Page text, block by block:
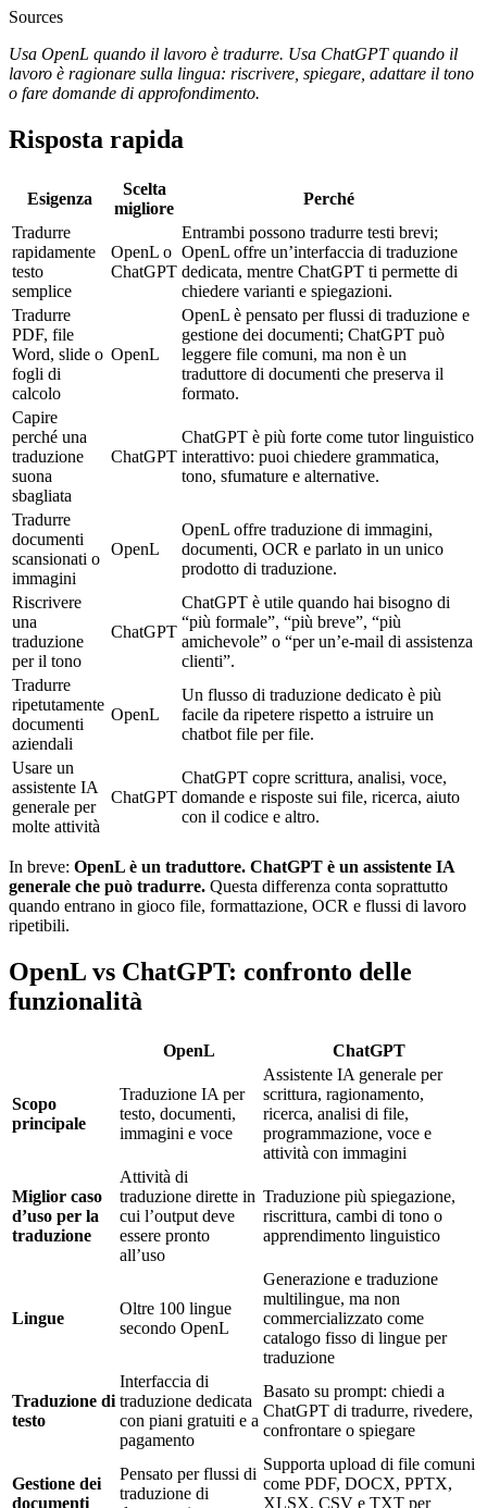
Sources
Usa OpenL quando il lavoro è tradurre. Usa ChatGPT quando il
lavoro è ragionare sulla lingua: riscrivere, spiegare, adattare il tono
o fare domande di approfondimento.
Risposta rapida
Esigenza
Scelta
migliore
Perché
Tradurre
rapidamente
testo
semplice
OpenL o
ChatGPT
Entrambi possono tradurre testi brevi;
OpenL offre un’interfaccia di traduzione
dedicata, mentre ChatGPT ti permette di
chiedere varianti e spiegazioni.
Tradurre
PDF, file
Word, slide o
fogli di
calcolo
OpenL
OpenL è pensato per flussi di traduzione e
gestione dei documenti; ChatGPT può
leggere file comuni, ma non è un
traduttore di documenti che preserva il
formato.
Capire
perché una
traduzione
suona
sbagliata
ChatGPT
ChatGPT è più forte come tutor linguistico
interattivo: puoi chiedere grammatica,
tono, sfumature e alternative.
Tradurre
documenti
scansionati o
immagini
OpenL
OpenL offre traduzione di immagini,
documenti, OCR e parlato in un unico
prodotto di traduzione.
Riscrivere
una
traduzione
per il tono
ChatGPT
ChatGPT è utile quando hai bisogno di
“più formale”, “più breve”, “più
amichevole” o “per un’e-mail di assistenza
clienti”.
Tradurre
ripetutamente
documenti
aziendali
OpenL
Un flusso di traduzione dedicato è più
facile da ripetere rispetto a istruire un
chatbot file per file.
Usare un
assistente IA
generale per
molte attività
ChatGPT
ChatGPT copre scrittura, analisi, voce,
domande e risposte sui file, ricerca, aiuto
con il codice e altro.
In breve: OpenL è un traduttore. ChatGPT è un assistente IA
generale che può tradurre. Questa differenza conta soprattutto
quando entrano in gioco file, formattazione, OCR e flussi di lavoro
ripetibili.
OpenL vs ChatGPT: confronto delle
funzionalità
OpenL ChatGPT
Scopo
principale
Traduzione IA per
testo, documenti,
immagini e voce
Assistente IA generale per
scrittura, ragionamento,
ricerca, analisi di file,
programmazione, voce e
attività con immagini
Miglior caso
d’uso per la
traduzione
Attività di
traduzione dirette in
cui l’output deve
essere pronto
all’uso
Traduzione più spiegazione,
riscrittura, cambi di tono o
apprendimento linguistico
Lingue
Oltre 100 lingue
secondo OpenL
Generazione e traduzione
multilingue, ma non
commercializzato come
catalogo fisso di lingue per
traduzione
Traduzione di
testo
Interfaccia di
traduzione dedicata
con piani gratuiti e a
pagamento
Basato su prompt: chiedi a
ChatGPT di tradurre, rivedere,
confrontare o spiegare
Gestione dei
documenti
Pensato per flussi di
traduzione di
Supporta upload di file comuni
come PDF, DOCX, PPTX,
XLSX, CSV e TXT per